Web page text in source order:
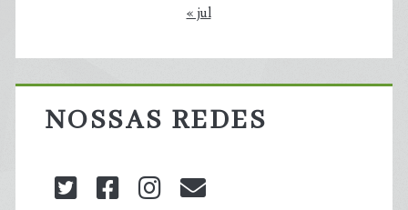
« jul
NOSSAS REDES
twitterfacebookinstagram